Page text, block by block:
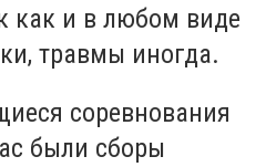
как и в любом виде
травмы иногда.
соревнования
были сборы